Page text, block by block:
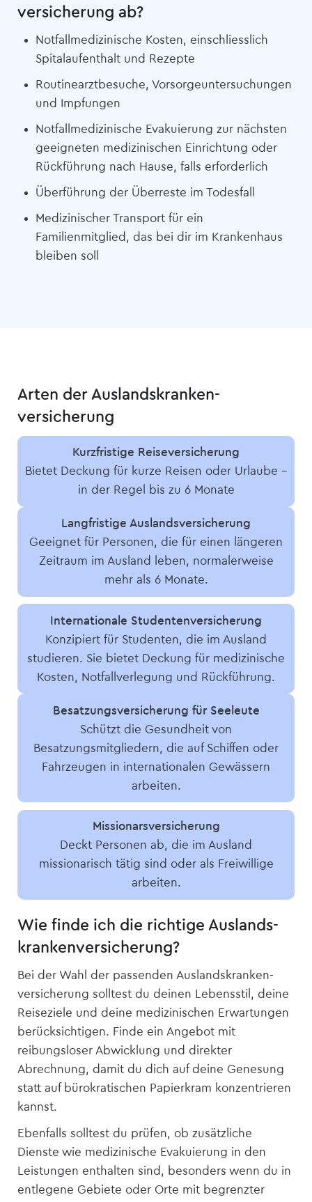
versicherung ab?
Notfallmedizinische Kosten, einschliesslich
Spitalaufenthalt und Rezepte
Routinearztbesuche, Vorsorgeuntersuchungen
und Impfungen
Notfallmedizinische Evakuierung zur nächsten
geeigneten medizinischen Einrichtung oder
Rückführung nach Hause, falls erforderlich
Überführung der Überreste im Todesfall
Medizinischer Transport für ein
Familienmitglied, das bei dir im Krankenhaus
bleiben soll
Arten der Auslandskranken­
versicherung
Kurzfristige Reise­versicherung
Bietet Deckung für kurze Reisen oder Urlaube –
in der Regel bis zu 6 Monate
Langfristige Auslands­versicherung
Geeignet für Personen, die für einen längeren
Zeitraum im Ausland leben, normalerweise
mehr als 6 Monate.
Internationale Studenten­versicherung
Konzipiert für Studenten, die im Ausland
studieren. Sie bietet Deckung für medizinische
Kosten, Notfallverlegung und Rückführung.
Besatzungs­versicherung für Seeleute
Schützt die Gesundheit von
Besatzungsmitgliedern, die auf Schiffen oder
Fahrzeugen in internationalen Gewässern
arbeiten.
Missionars­versicherung
Deckt Personen ab, die im Ausland
missionarisch tätig sind oder als Freiwillige
arbeiten.
Wie finde ich die richtige Auslands­
kranken­­versicherung?
Bei der Wahl der passenden Auslandskranken­
versicherung solltest du deinen Lebensstil, deine
Reiseziele und deine medizinischen Erwartungen
berücksichtigen. Finde ein Angebot mit
reibungsloser Abwicklung und direkter
Abrechnung, damit du dich auf deine Genesung
statt auf bürokratischen Papierkram konzentrieren
kannst.
Ebenfalls solltest du prüfen, ob zusätzliche
Dienste wie medizinische Evakuierung in den
Leistungen enthalten sind, besonders wenn du in
entlegene Gebiete oder Orte mit begrenzter